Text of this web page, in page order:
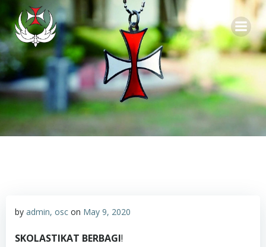
Skip
to
content
by admin, osc on May 9, 2020
SKOLASTIKAT BERBAGI!